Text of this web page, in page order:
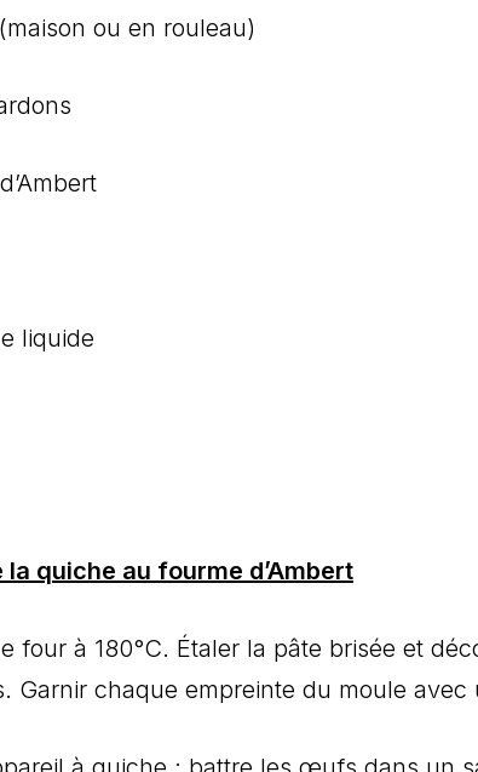
ou en rouleau)
liquide
la quiche au fourme d’Ambert
four à 180°C. Étaler la pâte brisée et
Garnir chaque empreinte du moule avec